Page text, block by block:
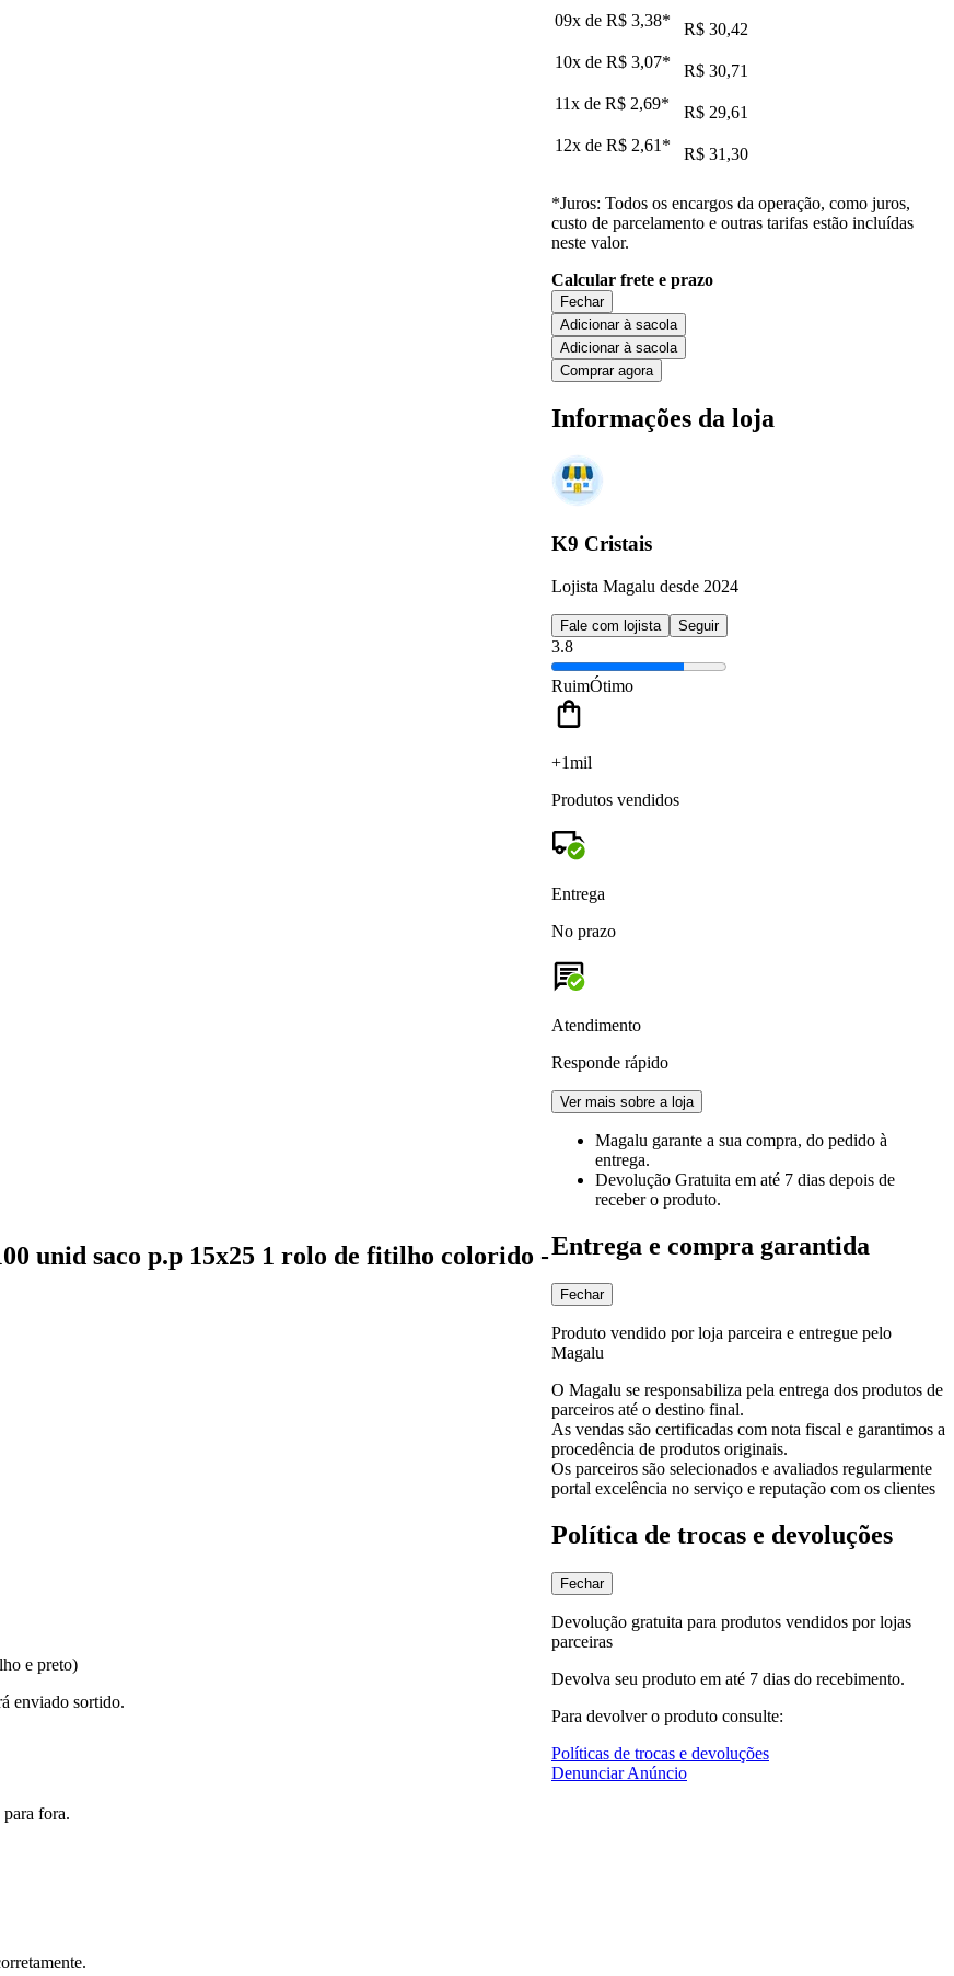
unid saco p.p 15x25 1 rolo de fitilho colorido -
09x de R$ 3,38*
R$ 30,42
10x de R$ 3,07*
R$ 30,71
11x de R$ 2,69*
R$ 29,61
12x de R$ 2,61 * R$ 31,30
*Juros: Todos os encargos da operação, como juros,
custo de parcelamento e outras tarifas estão incluídas
neste valor.
Calcular frete e prazo
Fechar
Adicionar à sacola
Adicionar à sacola
Comprar agora
Informações da loja
K9 Cristais
Lojista Magalu desde 2024
Fale com lojista Seguir
3.8
RuimÓtimo
+1mil
Produtos vendidos
Entrega
No prazo
Atendimento
Responde rápido
Ver mais sobre a loja
Magalu garante a sua compra, do pedido à
entrega.
Devolução Gratuita em até 7 dias depois de
receber o produto.
Entrega e compra garantida
Fechar
Produto vendido por loja parceira e entregue pelo
Magalu
O Magalu se responsabiliza pela entrega dos produtos de
parceiros até o destino final.
As vendas são certificadas com nota fiscal e garantimos a
procedência de produtos originais.
Os parceiros são selecionados e avaliados regularmente
portal excelência no serviço e reputação com os clientes
Política de trocas e devoluções
Fechar
Devolução gratuita para produtos vendidos por lojas
parceiras
Devolva seu produto em até 7 dias do recebimento.
Para devolver o produto consulte:
Políticas de trocas e devoluções
Denunciar Anúncio
e preto)
enviado sortido.
fora.